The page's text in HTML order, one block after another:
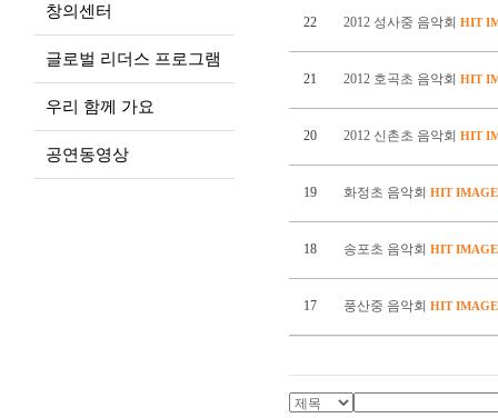
창의센터
글로벌 리더스 프로그램
우리 함께 가요
공연동영상
22 2012 성사중 음악회 HIT
21 2012 호곡초 음악회 HIT
20 2012 신촌초 음악회 HIT
19 화정초 음악회 HIT IMAGE
18 송포초 음악회 HIT IMAGE
17 풍산중 음악회 HIT IMAGE